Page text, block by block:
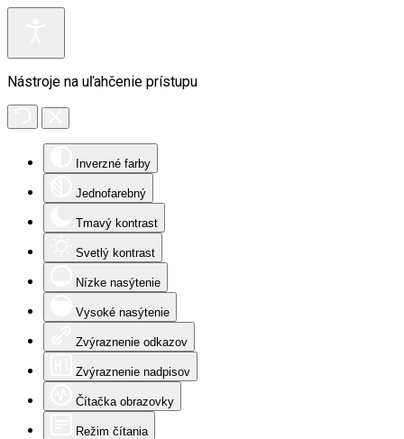
Nástroje na uľahčenie prístupu
Inverzné farby
Jednofarebný
Tmavý kontrast
Svetlý kontrast
Nízke nasýtenie
Vysoké nasýtenie
Zvýraznenie odkazov
Zvýraznenie nadpisov
Čítačka obrazovky
Režim čítania